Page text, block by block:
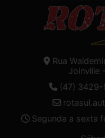
Rua
Joinville
(47)
Segunda a sexta